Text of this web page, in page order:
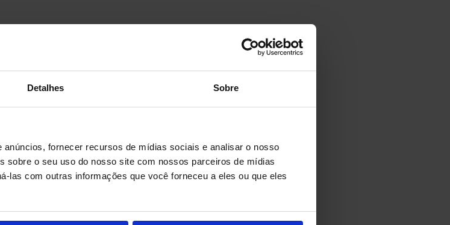
Detalhes Sobre
fornecer recursos de mídias sociais e analisar o nosso
sobre o seu uso do nosso site com nossos parceiros de mídias
las com outras informações que você forneceu a eles ou que eles